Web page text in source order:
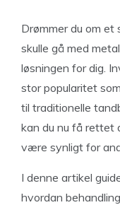
Drømmer du om et
skulle gå med
løsningen for dig.
stor popularitet
til traditionelle
kan du nu få rettet
være synligt for
I denne artikel
hvordan